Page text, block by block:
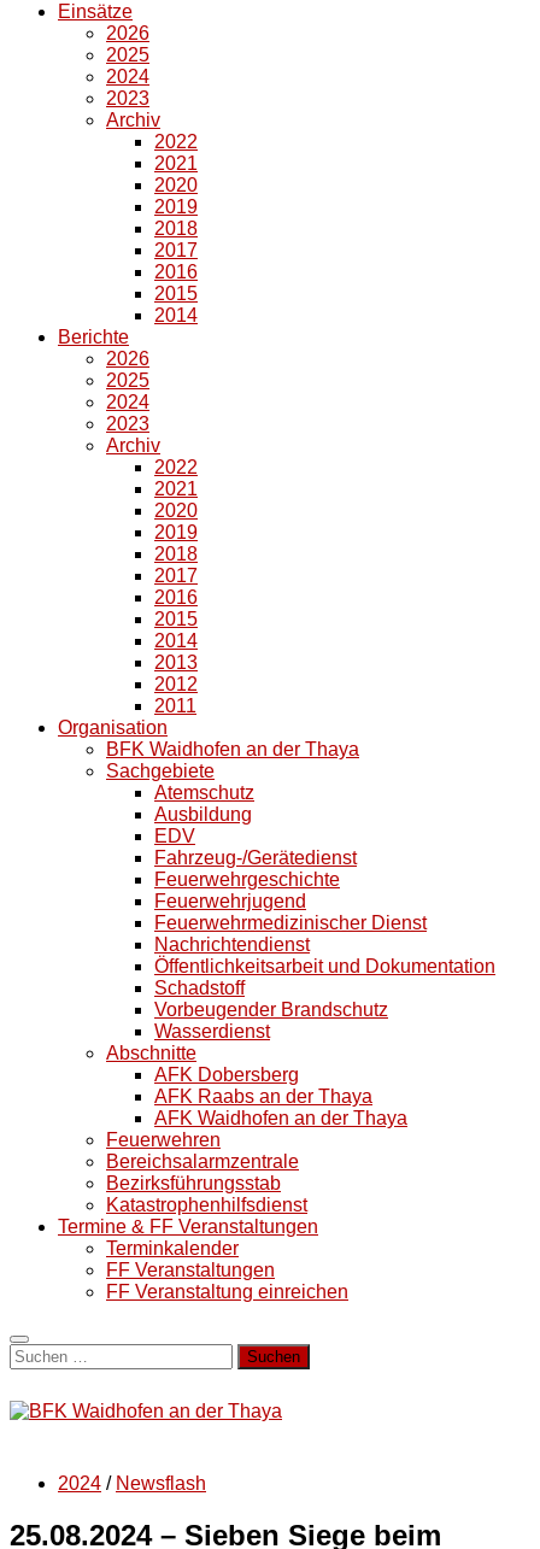
Einsätze
2026
2025
2024
2023
Archiv
2022
2021
2020
2019
2018
2017
2016
2015
2014
Berichte
2026
2025
2024
2023
Archiv
2022
2021
2020
2019
2018
2017
2016
2015
2014
2013
2012
2011
Organisation
BFK Waidhofen an der Thaya
Sachgebiete
Atemschutz
Ausbildung
EDV
Fahrzeug-/Gerätedienst
Feuerwehrgeschichte
Feuerwehrjugend
Feuerwehrmedizinischer Dienst
Nachrichtendienst
Öffentlichkeitsarbeit und Dokumentation
Schadstoff
Vorbeugender Brandschutz
Wasserdienst
Abschnitte
AFK Dobersberg
AFK Raabs an der Thaya
AFK Waidhofen an der Thaya
Feuerwehren
Bereichsalarmzentrale
Bezirksführungsstab
Katastrophenhilfsdienst
Termine & FF Veranstaltungen
Terminkalender
FF Veranstaltungen
FF Veranstaltung einreichen
Suchen
nach:
2024 / Newsflash
25.08.2024 – Sieben Siege beim